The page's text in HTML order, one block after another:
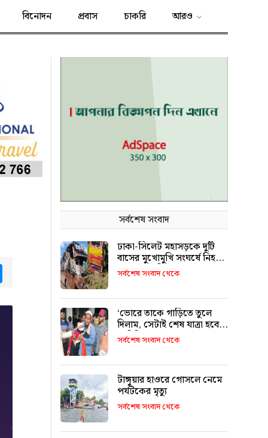
বিনোদন প্রবাস চাকরি আরও
সর্বশেষ সংবাদ
ঢাকা-সিলেট মহাসড়কে দুটি
বাসের মুখোমুখি সংঘর্ষে নিহত
৯ জনের পরিচয় শনাক্ত
সর্বশেষ সংবাদ থেকে
‘ভোরে তাকে গাড়িতে তুলে
দিলাম, সেটাই শেষ যাত্রা হবে
ভাবিনি’
সর্বশেষ সংবাদ থেকে
টাঙ্গুয়ার হাওরে গোসলে নেমে
পর্যটকের মৃত্যু
সর্বশেষ সংবাদ থেকে